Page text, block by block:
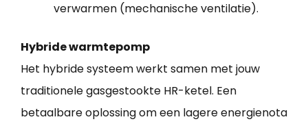
verwarmen (mechanische ventilatie).
Hybride warmtepomp
Het hybride systeem werkt samen met jouw
traditionele gasgestookte HR-ketel. Een
betaalbare oplossing om een lagere energienota